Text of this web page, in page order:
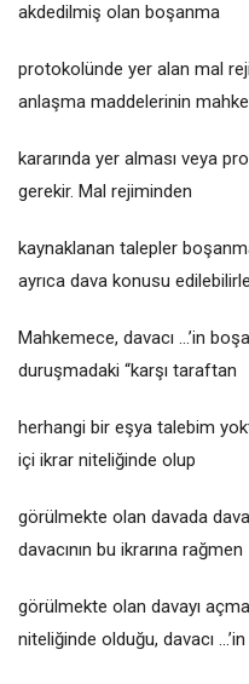
akdedilmiş olan boşanma
protokolünde yer alan mal
anlaşma maddelerinin
kararında yer alması veya
gerekir. Mal rejiminden
kaynaklanan talepler
ayrıca dava konusu
Mahkemece, davacı ...’in
duruşmadaki “karşı taraftan
herhangi bir eşya talebim
içi ikrar niteliğinde olup
görülmekte olan davada
davacının bu ikrarına rağmen
görülmekte olan davayı
niteliğinde olduğu, davacı ...’in